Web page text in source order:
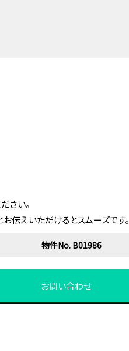
さい。
お伝えいただけるとスムーズです。
物件No. B01986
お問い合わせ